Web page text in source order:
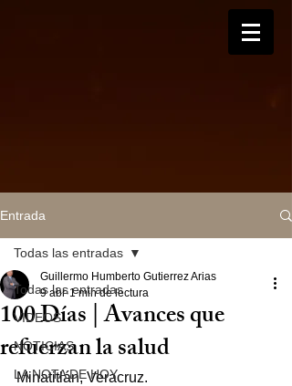
Entrada
Todas las entradas
VIDEOS
NOTICIAS
LA NOTA DE HOY
Todas las entradas
100 Días | Avances que
refuerzan la salud
Guillermo Humberto Gutierrez Arias
9 abr 1 min de lectura
Minatitlán, Veracruz.